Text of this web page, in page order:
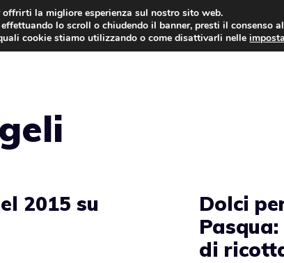
TORTE AL CIOCCOLATO
2015 su
Dolci
di
la migliore esperienza sul nostro sito web.
lo scroll o chiudendo il banner, presti il consenso
cookie stiamo utilizzando o come disattivarli nelle